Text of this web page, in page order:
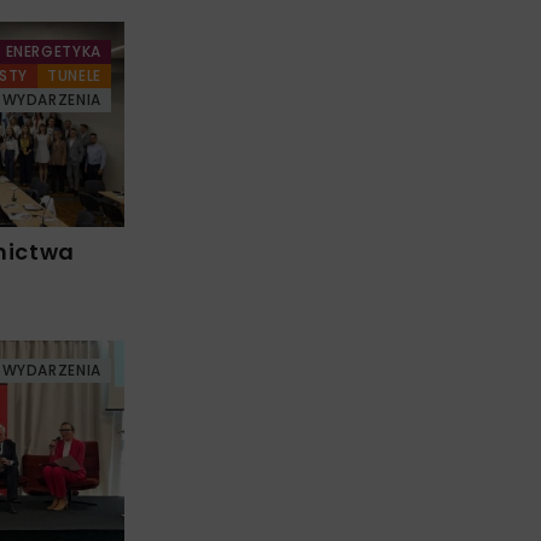
ENERGETYKA
TUNELE
WYDARZENIA
WYDARZENIA